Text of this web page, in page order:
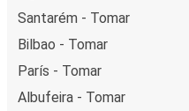
Santarém - Tomar
Bilbao - Tomar
París - Tomar
Albufeira - Tomar